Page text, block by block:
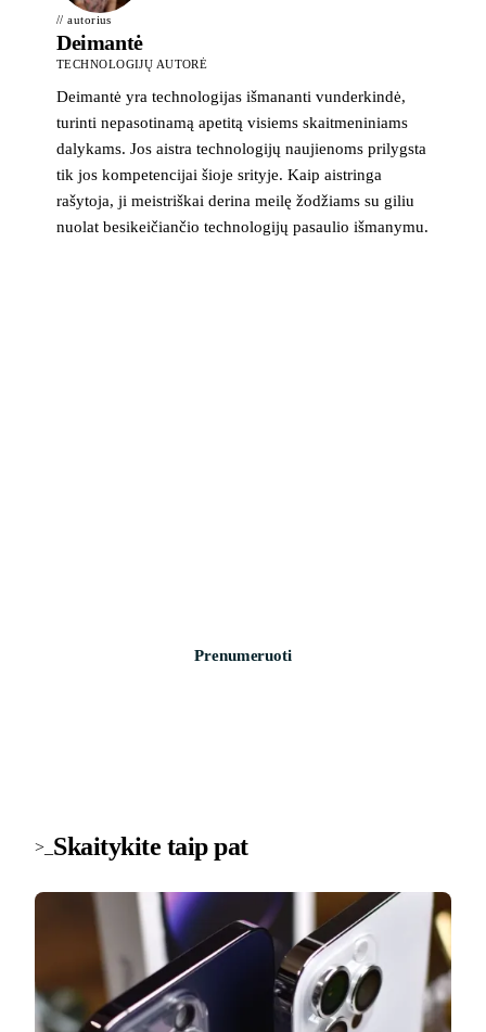
// autorius
Deimantė
TECHNOLOGIJŲ AUTORĖ
Deimantė yra technologijas išmananti vunderkindė,
turinti nepasotinamą apetitą visiems skaitmeniniams
dalykams. Jos aistra technologijų naujienoms prilygsta
tik jos kompetencijai šioje srityje. Kaip aistringa
rašytoja, ji meistriškai derina meilę žodžiams su giliu
nuolat besikeičiančio technologijų pasaulio išmanymu.
Prenumeruoti
>_ Skaitykite taip pat